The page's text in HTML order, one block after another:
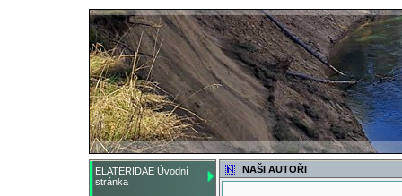
ELATERIDAE Úvodní
stránka
NAŠI AUTOŘI